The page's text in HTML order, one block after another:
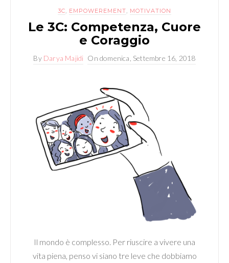
3C, EMPOWEREMENT, MOTIVATION
Le 3C: Competenza, Cuore
e Coraggio
By Darya Majidi On domenica, Settembre 16, 2018
Il mondo è complesso. Per riuscire a vivere una
vita piena, penso vi siano tre leve che dobbiamo